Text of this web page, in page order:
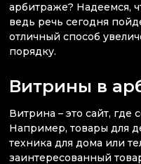
арбитраже? Надеемся,
ведь речь сегодня
отличный способ
порядку.
Витрины в
Витрина – это сайт, где
Например, товары для
техника для дома или
заинтересованный